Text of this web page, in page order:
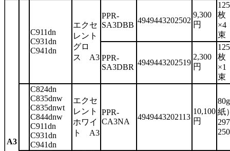
A3
C911dn
C931dn
C941dn
エクセ
レント
グロ
ス A3
PPR-
SA3DBB
4949443202502
9,300
円
125
枚
×4
束
PPR-
SA3DBR
4949443202519
2,300
円
125
枚
×1
束
C824dn
C835dnw
C835dnwt
C844dnw
C911dn
C931dn
C941dn
エクセ
レント
ホワイ
ト A3
PPR-
CA3NA
4949443202113
10,100
円
紙